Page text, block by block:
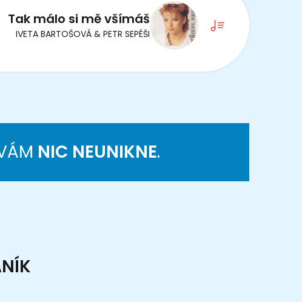
Tak málo si mě všímáš
IVETA BARTOŠOVÁ & PETR SEPÉŠI
NIC NEUNIKNE.